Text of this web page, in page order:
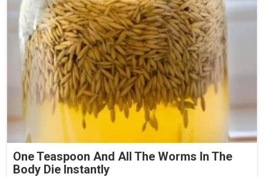
One Teaspoon And All The Worms In The
Body Die Instantly